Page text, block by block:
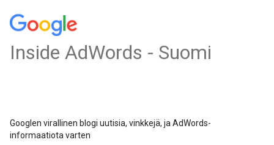
Inside AdWords - Suomi
Googlen virallinen blogi uutisia, vinkkejä, ja AdWords-
informaatiota varten